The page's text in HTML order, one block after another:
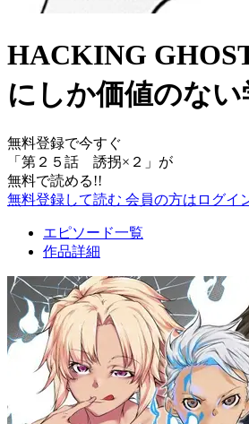
HACKING
にしか価値のない
無料登録で今すぐ
「 第２５話 誘拐×２ 」が
無料で読める!!
無料登録して読む 会員の方はログイ
エピソード一覧
作品詳細